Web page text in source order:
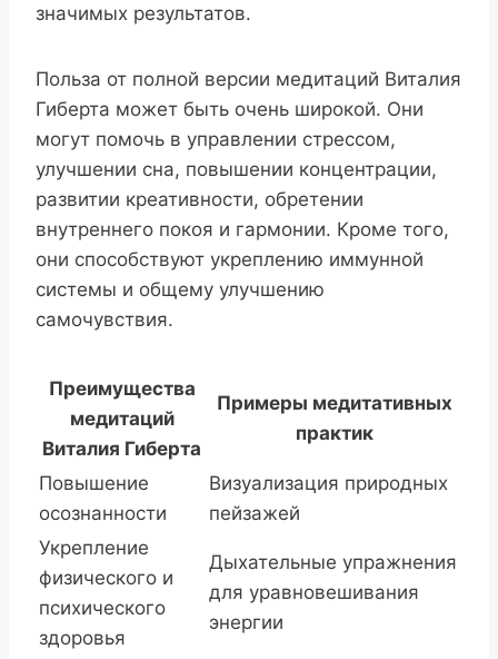
значимых результатов.
Польза от полной версии медитаций Виталия
Гиберта может быть очень широкой. Они
могут помочь в управлении стрессом,
улучшении сна, повышении концентрации,
развитии креативности, обретении
внутреннего покоя и гармонии. Кроме того,
они способствуют укреплению иммунной
системы и общему улучшению
самочувствия.
Преимущества
медитаций
Виталия Гиберта
Примеры медитативных
практик
Повышение
осознанности
Визуализация природных
пейзажей
Укрепление
физического и
психического
здоровья
Дыхательные упражнения
для уравновешивания
энергии